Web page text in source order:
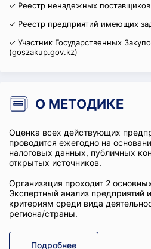
✓ Реестр ненадежных
✓ Реестр предприятий имеющих
✓ Участник Государственных
(goszakup.gov.kz)
О МЕТОДИКЕ
Оценка всех действующих
проводится ежегодно на
налоговых данных, публичных
открытых источников.
Организация проходит 2
Экспертный анализ предприятий
критериям среди вида
региона/страны.
Подробнее